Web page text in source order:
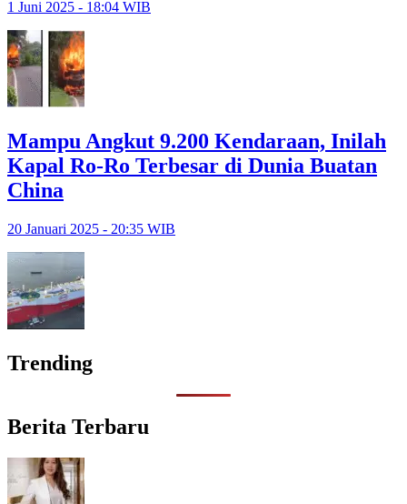
1 Juni 2025 - 18:04 WIB
Mampu Angkut 9.200 Kendaraan, Inilah
Kapal Ro-Ro Terbesar di Dunia Buatan
China
20 Januari 2025 - 20:35 WIB
Trending
Berita Terbaru